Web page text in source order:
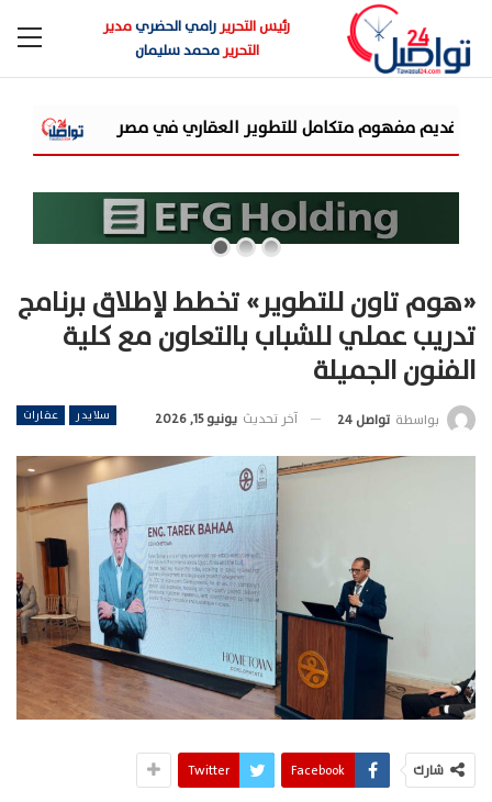
رئيس التحريررامي الحضريمدير
التحريرمحمد سليمان
شركة «AIG» تتعاون مع «CSCEC الصينية» بمشروع «AI Tower» بأعلى المعايير العالمية
«هوم تاون للتطوير» تخطط لإطلاق برنامج
تدريب عملي للشباب بالتعاون مع كلية
الفنون الجميلة
سلايدر عقارات بواسطة تواصل 24 آخر تحديث يونيو 15, 2026
شارك Facebook
Twitter